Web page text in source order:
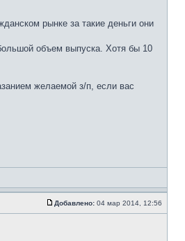
рынке за такие деньги они
объем выпуска. Хотя бы 10
желаемой з/п, если вас
Добавлено: 04 мар 2014, 12:56